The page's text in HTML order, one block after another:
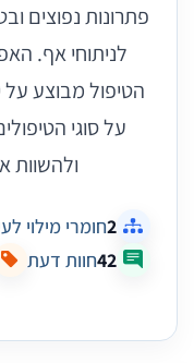
פתרונות נפוצים
לניתוחי אף.
הטיפול מבוצע על
על סוגי
ולהשוות
2חומרי מילוי
42חוות דעת